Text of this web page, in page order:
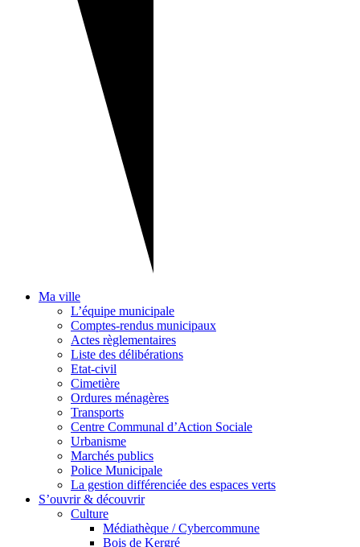
Ma ville
L’équipe municipale
Comptes-rendus municipaux
Actes règlementaires
Liste des délibérations
Etat-civil
Cimetière
Ordures ménagères
Transports
Centre Communal d’Action Sociale
Urbanisme
Marchés publics
Police Municipale
La gestion différenciée des espaces verts
S’ouvrir & découvrir
Culture
Médiathèque / Cybercommune
Bois de Kergré